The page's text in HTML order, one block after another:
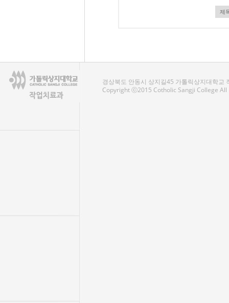
경상북도 안동시 상지길45 가톨릭상지대학교
Copyright ⓒ2015 Cotholic Sangji College